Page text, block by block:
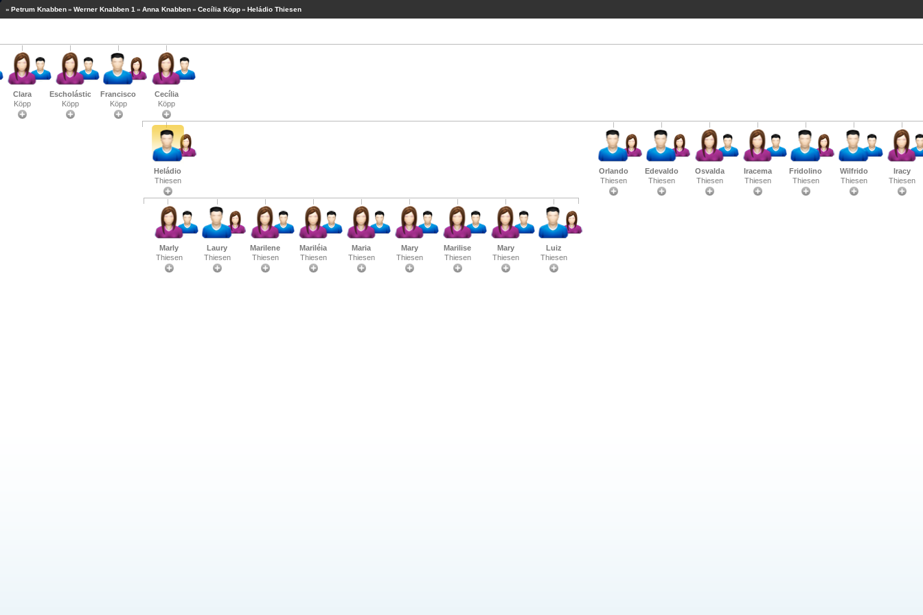
Heládio Thiesen
»
Cecília Köpp
»
Anna Knabben
»
Werner Knabben 1
»
Petrum Knabben
»
Clara
Köpp
Escholástica
Köpp
Francisco
Köpp
Cecília
Köpp
Heládio
Thiesen
Marly
Thiesen
Laury
Thiesen
Marilene
Thiesen
Mariléia
Thiesen
Maria
Thiesen
Mary
Thiesen
Marilise
Thiesen
Mary
Thiesen
Luiz
Thiesen
Orlando
Thiesen
Edevaldo
Thiesen
Osvalda
Thiesen
Iracema
Thiesen
Fridolino
Thiesen
Wilfrido
Thiesen
Iracy
Thiesen